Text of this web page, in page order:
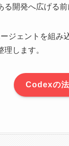
開発へ広げる
ジェントを組み
します。
Codexの